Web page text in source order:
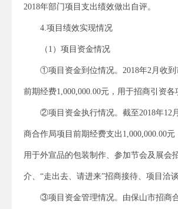
2018年部门项目支出绩效做出自评。
4.项目绩效实现情况
（1）项目资金情况
①项目资金到位情况。2018年2月收到
前期经费1,000,000.00元，用于招商引资各
②项目资金执行情况。截至2018年12
商合作局项目前期经费支出1,000,000.00
用于外宣品的包装制作、参加节会及展会
介、“走出去、请进来”招商接待、项目洽
③项目资金管理情况。由保山市招商